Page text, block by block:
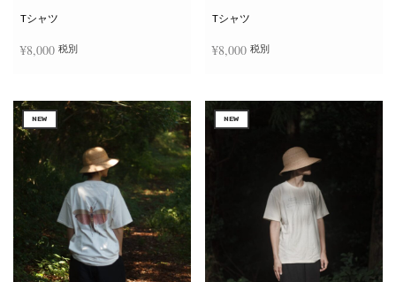
Tシャツ
¥8,000 税別
の
商
品
に
は
複
数
の
バ
リ
エ
ー
シ
ョ
Tシャツ
¥8,000 税別
の
商
品
は
複
数
の
バ
エ
ョ
NEW NEW